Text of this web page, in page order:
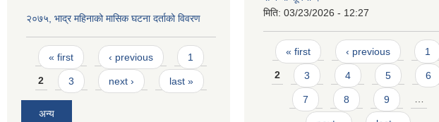
२०७५, भाद्र महिनाको मासिक घटना दर्ताको विवरण
Pages
« first ‹ previous 1
2 3 next › last »
अन्य
मिति: 03/23/2026 - 12:27
Pages
« first ‹ previous 1
2 3 4 5 6
7 8 9 …